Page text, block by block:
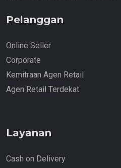
Pelanggan
Online Seller
Corporate
Kemitraan Agen Retail
Agen Retail Terdekat
Layanan
Cash on Delivery